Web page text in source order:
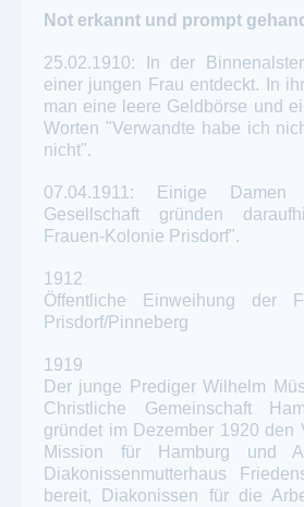
Not erkannt und prompt
25.02.1910: In der
einer jungen Frau entdeckt. In
man eine leere Geldbörse und
Worten "Verwandte habe ich
nicht".
07.04.1911: Einige Damen
Gesellschaft gründen
Frauen-Kolonie Prisdorf".
1912
Öffentliche Einweihung der
Prisdorf/Pinneberg
1919
Der junge Prediger Wilhelm
Christliche Gemeinschaft
gründet im Dezember 1920 den
Mission für Hamburg und
Diakonissenmutterhaus
bereit, Diakonissen für die